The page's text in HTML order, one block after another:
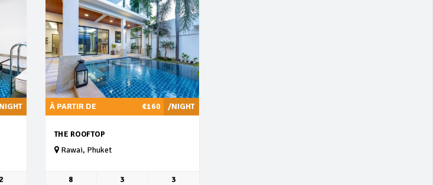
2
/NIGHT
À PARTIR DE €160
THE ROOFTOP
Rawai, Phuket
8 3 3